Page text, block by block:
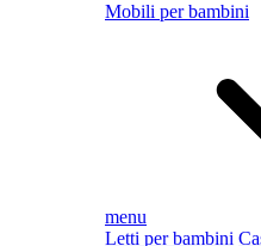
Mobili per bambini
menu
Letti per bambini